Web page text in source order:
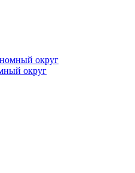
округ
округ